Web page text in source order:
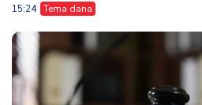
15:24 Tema dana